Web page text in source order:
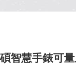
智慧手錶可